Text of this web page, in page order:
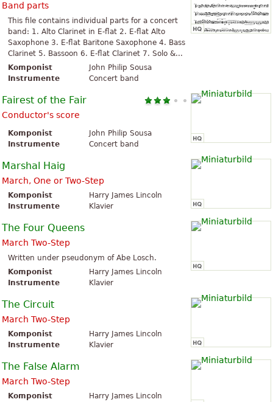
Band parts
This file contains individual parts for a concert
band: 1. Alto Clarinet in E-flat 2. E-flat Alto
Saxophone 3. E-flat Baritone Saxophone 4. Bass
Clarinet 5. Bassoon 6. E-flat Clarinet 7. Solo &...
Komponist
John Philip Sousa
Instrumente
Concert band
Fairest of the Fair
Conductor's score
Komponist
John Philip Sousa
Instrumente
Concert band
Marshal Haig
March, One or Two-Step
Komponist
Harry James Lincoln
Instrumente
Klavier
The Four Queens
March Two-Step
Written under pseudonym of Abe Losch.
Komponist
Harry James Lincoln
Instrumente
Klavier
The Circuit
March Two-Step
Komponist
Harry James Lincoln
Instrumente
Klavier
The False Alarm
March Two-Step
Komponist
Harry James Lincoln